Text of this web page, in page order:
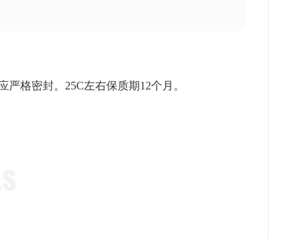
格密封。25C左右保质期12个月。